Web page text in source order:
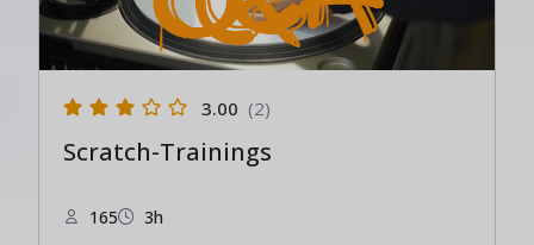
3.00 (2)
Scratch-Trainings
165 3h